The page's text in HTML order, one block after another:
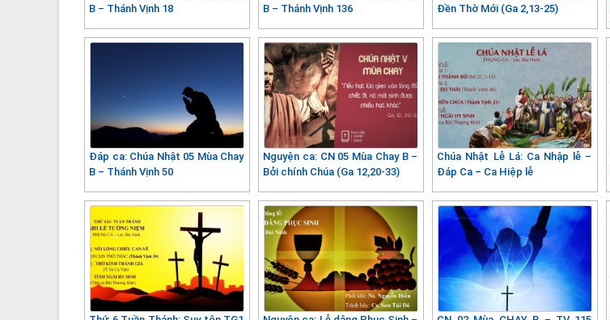
B – Thánh Vịnh 18
B – Thánh Vịnh 136
Đền Thờ Mới (Ga 2,13-25)
Đáp ca: Chúa Nhật 05 Mùa Chay
B – Thánh Vịnh 50
Nguyện ca: CN 05 Mùa Chay B –
Bởi chính Chúa (Ga 12,20-33)
Chúa Nhật Lễ Lá: Ca Nhập lễ –
Đáp Ca – Ca Hiệp lễ